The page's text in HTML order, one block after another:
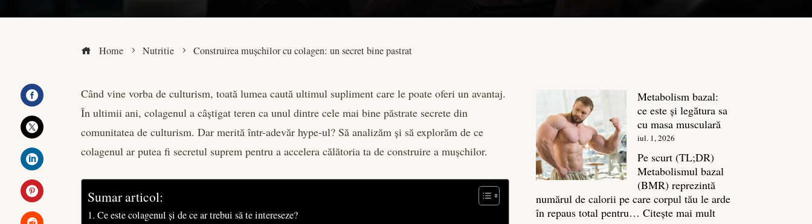
Home Nutritie Construirea mușchilor cu colagen: un secret bine pastrat
Facebook
Twitter
LinkedIn
Pinterest
Când vine vorba de culturism, toată lumea caută ultimul supliment care le poate oferi un avantaj.
În ultimii ani, colagenul a câștigat teren ca unul dintre cele mai bine păstrate secrete din
comunitatea de culturism. Dar merită într-adevăr hype-ul? Să analizăm și să explorăm de ce
colagenul ar putea fi secretul suprem pentru a accelera călătoria ta de construire a mușchilor.
Sumar articol:
Ce este colagenul și de ce ar trebui să te intereseze?
Metabolism bazal:
ce este și legătura sa
cu masa musculară
iul. 1, 2026
Pe scurt (TL;DR)
Metabolismul bazal
(BMR) reprezintă
numărul de calorii pe care corpul tău le arde
în repaus total pentru…Citește mai mult: